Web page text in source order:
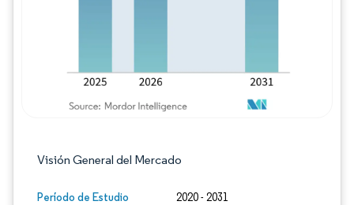
Visión General del Mercado
Período de Estudio 2020 - 2031